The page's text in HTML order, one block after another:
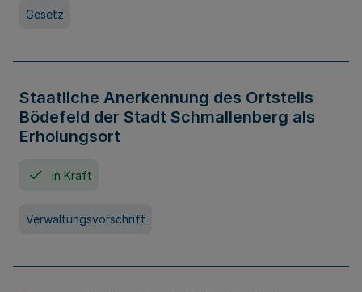
Gesetz
Staatliche Anerkennung des Ortsteils
Bödefeld der Stadt Schmallenberg als
Erholungsort
In Kraft
Verwaltungsvorschrift